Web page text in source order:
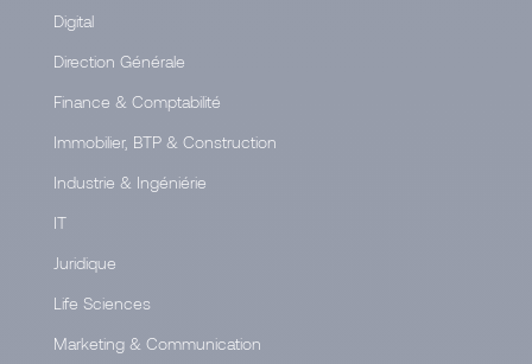
Digital
Direction Générale
Finance & Comptabilité
Immobilier, BTP & Construction
Industrie & Ingéniérie
IT
Juridique
Life Sciences
Marketing & Communication